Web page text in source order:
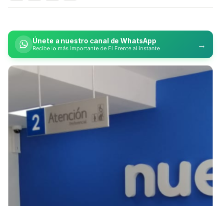
Únete a nuestro canal de WhatsApp
Recibe lo más importante de El Frente al instante →